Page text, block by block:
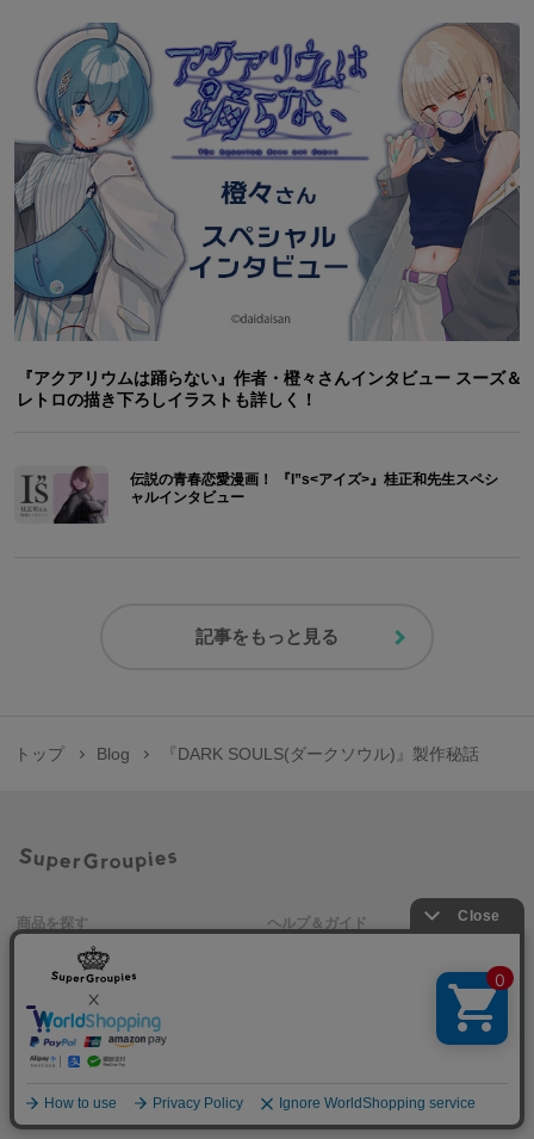
『アクアリウムは踊らない』作者・橙々さんインタビュー スーズ＆
レトロの描き下ろしイラストも詳しく！
伝説の青春恋愛漫画！ 『I”s<アイズ>』桂正和先生スペシ
ャルインタビュー
記事をもっと見る
トップ Blog 『DARK SOULS(ダークソウル)』製作秘話
商品を探す
作品名一覧
ヘルプ＆ガイド
SuperGroupiesとは？
お問い合わせ